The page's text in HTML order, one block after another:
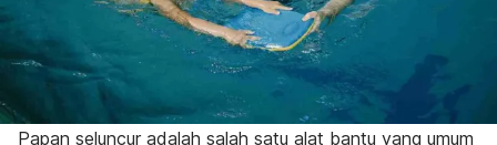
Papan seluncur adalah salah satu alat bantu yang umum